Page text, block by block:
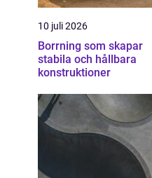
10 juli 2026
Borrning som skapar
stabila och hållbara
konstruktioner